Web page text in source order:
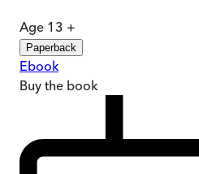
Age 13 +
Paperback
Ebook
Buy the book